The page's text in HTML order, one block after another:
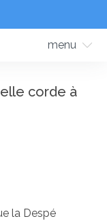
menu
corde à
la Despé